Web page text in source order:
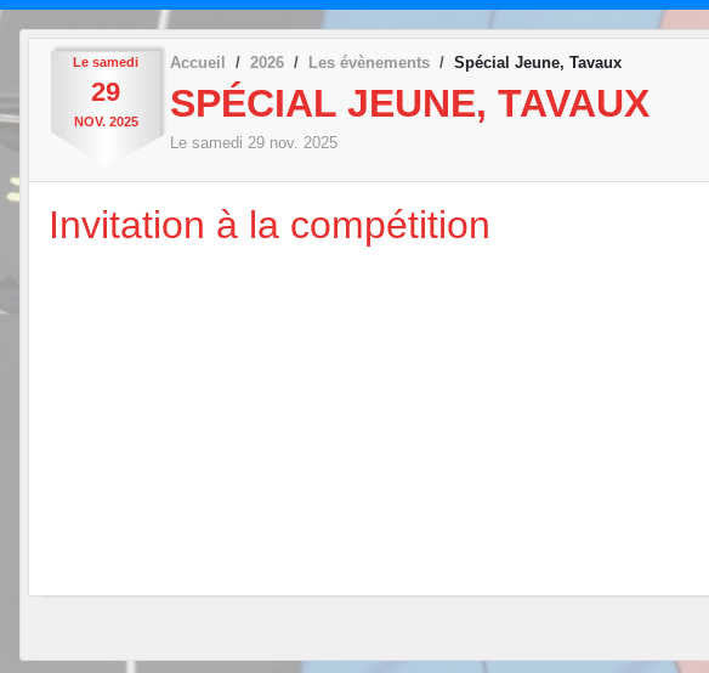
Le samedi
29
NOV. 2025
Accueil 2026 Les évènements Spécial Jeune, Tavaux
SPÉCIAL JEUNE, TAVAUX
Le samedi 29 nov. 2025
Invitation à la compétition